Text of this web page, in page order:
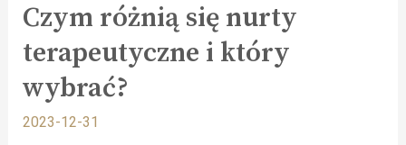
Czym różnią się nurty
terapeutyczne i który
wybrać?
2023-12-31